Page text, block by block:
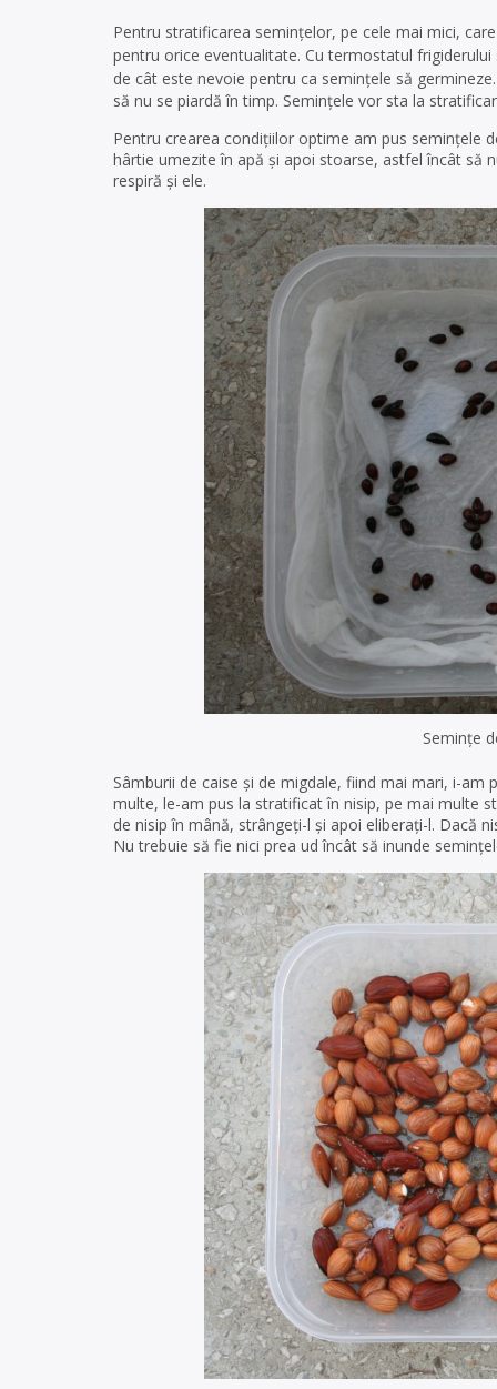
Pentru stratificarea semințelor, pe cele mai mici,
pentru orice eventualitate. Cu termostatul
de cât este nevoie pentru ca semințele să germineze.
să nu se piardă în timp. Semințele vor sta la
Pentru crearea condițiilor optime am pus semințele
hârtie umezite în apă și apoi stoarse, astfel încât să
respiră și ele.
Semințe
Sâmburii de caise și de migdale, fiind mai mari, i-
multe, le-am pus la stratificat în nisip, pe mai multe
de nisip în mână, strângeți-l și apoi eliberați-l. Dacă
Nu trebuie să fie nici prea ud încât să inunde